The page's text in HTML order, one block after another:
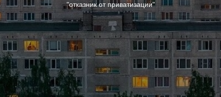
"отказник от приватизации"